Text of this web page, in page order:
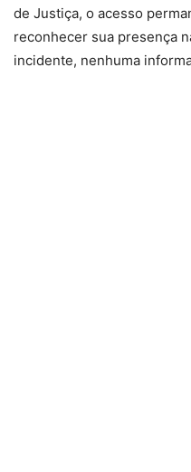
de Justiça, o acesso
reconhecer sua presença
incidente, nenhuma